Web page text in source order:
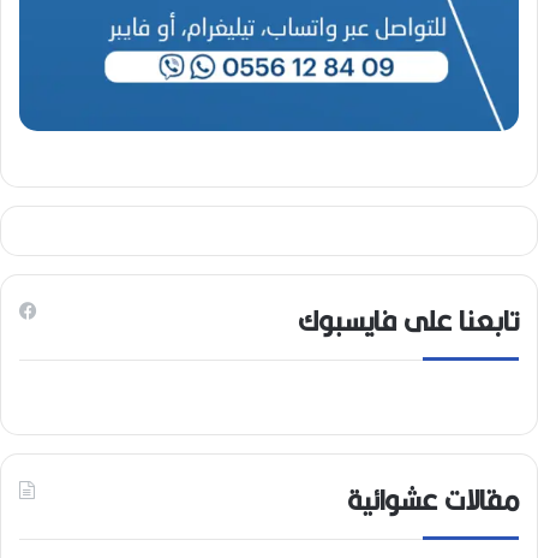
تابعنا على فايسبوك
مقالات عشوائية